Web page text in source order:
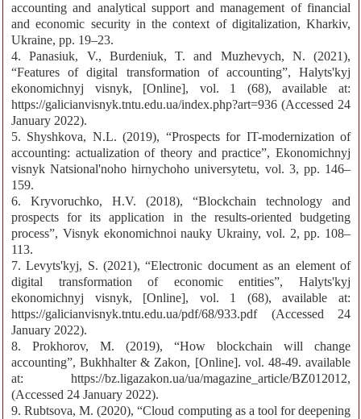
accounting and analytical support and management of financial
and economic security in the context of digitalization, Kharkiv,
Ukraine, pp. 19–23.
4. Panasiuk, V., Burdeniuk, T. and Muzhevych, N. (2021),
“Features of digital transformation of accounting”, Halyts'kyj
ekonomichnyj visnyk, [Online], vol. 1 (68), available at:
https://galicianvisnyk.tntu.edu.ua/index.php?art=936 (Accessed 24
January 2022).
5. Shyshkova, N.L. (2019), “Prospects for IT-modernization of
accounting: actualization of theory and practice”, Ekonomichnyj
visnyk Natsional'noho hirnychoho universytetu, vol. 3, pp. 146–
159.
6. Kryvoruchko, H.V. (2018), “Blockchain technology and
prospects for its application in the results-oriented budgeting
process”, Visnyk ekonomichnoi nauky Ukrainy, vol. 2, pp. 108–
113.
7. Levyts'kyj, S. (2021), “Electronic document as an element of
digital transformation of economic entities”, Halyts'kyj
ekonomichnyj visnyk, [Online], vol. 1 (68), available at:
https://galicianvisnyk.tntu.edu.ua/pdf/68/933.pdf (Accessed 24
January 2022).
8. Prokhorov, M. (2019), “How blockchain will change
accounting”, Bukhhalter & Zakon, [Online]. vol. 48-49. available
at: https://bz.ligazakon.ua/ua/magazine_article/BZ012012,
(Accessed 24 January 2022).
9. Rubtsova, M. (2020), “Cloud computing as a tool for deepening